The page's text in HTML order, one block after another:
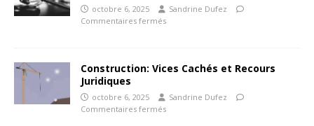
octobre 6, 2025
Sandrine Dufez
Commentaires fermés
Construction: Vices Cachés et Recours
Juridiques
octobre 6, 2025
Sandrine Dufez
Commentaires fermés